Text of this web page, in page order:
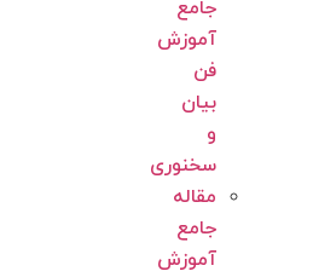
جامع
آموزش
فن
بیان
سخنوری
مقاله
جامع
آموزش